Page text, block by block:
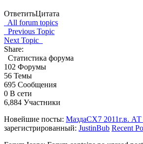
ОтветитьЦитата
All forum topics
Previous Topic
Next Topic
Share:
Статистика форума
102 Форумы
56 Темы
695 Сообщения
0 В сети
6,884 Участники
Новейшие посты: МаздаCX7 2011г.в. АТ
зарегистрированный: JustinBub Recent